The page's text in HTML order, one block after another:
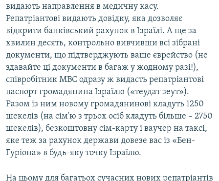
видають направлення в медичну касу.
Репатріантові видають довідку, яка дозволяє
відкрити банківський рахунок в Ізраїлі. А ще за
хвилин десять, контрольно вивчивши всі зібрані
документи, що підтверджують ваше єврейство (не
здавайте ці документи в багаж у жодному разі!),
співробітник МВС одразу ж видасть репатріантові
паспорт громадянина Ізраїлю («теудат зеут»).
Разом із ним новому громадянинові кладуть 1250
шекелів (на сім'ю з трьох осіб кладуть більше – 2750
шекелів), безкоштовну сім-карту і ваучер на таксі,
яке теж за рахунок держави довезе вас із «Бен-
Гуріона» в будь-яку точку Ізраїлю.
На цьому для багатьох сучасних нових репатріантів